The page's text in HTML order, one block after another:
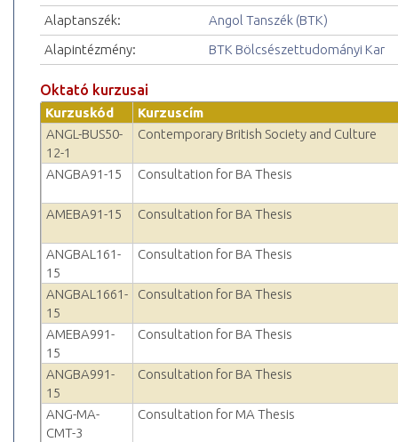
Alaptanszék:
Angol Tanszék (BTK)
Alapintézmény:
BTK Bölcsészettudományi Kar
Oktató kurzusai
Kurzuskód
Kurzuscím
ANGL-BUS50-
12-1
Contemporary British Society and Culture
ANGBA91-15 Consultation for BA Thesis
AMEBA91-15 Consultation for BA Thesis
ANGBAL161-
15
Consultation for BA Thesis
ANGBAL1661-
15
Consultation for BA Thesis
AMEBA991-
15
Consultation for BA Thesis
ANGBA991-
15
Consultation for BA Thesis
ANG-MA-
CMT-3
Consultation for MA Thesis